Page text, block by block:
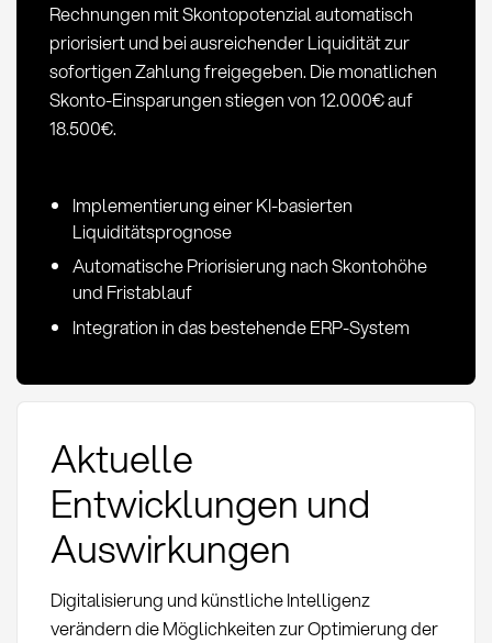
Rechnungen mit Skontopotenzial automatisch
priorisiert und bei ausreichender Liquidität zur
sofortigen Zahlung freigegeben. Die monatlichen
Skonto-Einsparungen stiegen von 12.000€ auf
18.500€.
Implementierung einer KI-basierten
Liquiditätsprognose
Automatische Priorisierung nach Skontohöhe
und Fristablauf
Integration in das bestehende ERP-System
Aktuelle
Entwicklungen und
Auswirkungen
Digitalisierung und künstliche Intelligenz
verändern die Möglichkeiten zur Optimierung der